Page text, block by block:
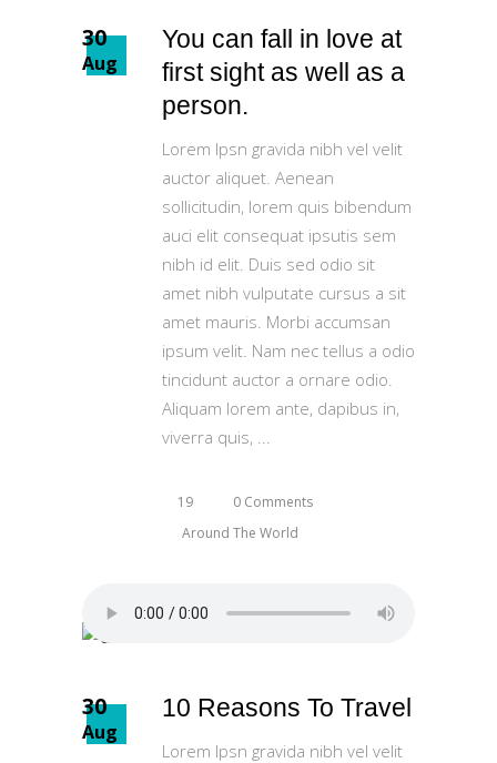
30
Aug
You can fall in love at
first sight as well as a
person.
Lorem Ipsn gravida nibh vel velit
auctor aliquet. Aenean
sollicitudin, lorem quis bibendum
auci elit consequat ipsutis sem
nibh id elit. Duis sed odio sit
amet nibh vulputate cursus a sit
amet mauris. Morbi accumsan
ipsum velit. Nam nec tellus a odio
tincidunt auctor a ornare odio.
Aliquam lorem ante, dapibus in,
viverra quis,
19
0 Comments
Around The World
30
Aug
10 Reasons To Travel
Lorem Ipsn gravida nibh vel velit